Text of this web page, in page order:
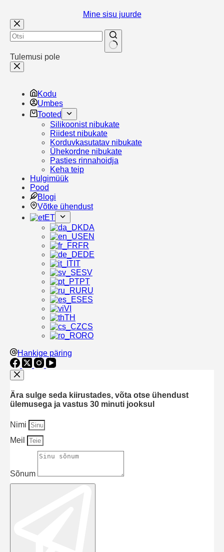
Mine sisu juurde
Tulemusi pole
Kodu
Umbes
Tooted
Silikoonist nibukate
Riidest nibukate
Korduvkasutatav nibukate
Ühekordne nibukate
Pasties rinnahoidja
Keha teip
Hulgimüük
Pood
Blogi
Võtke ühendust
ET
DA
EN
FR
DE
IT
SV
PT
RU
ES
VI
TH
CS
RO
Hankige päring
Ära sulge seda kiirustades, võta otse ühendust
ülemusega ja vastus 30 minuti jooksul
Nimi
Meil
Sõnum